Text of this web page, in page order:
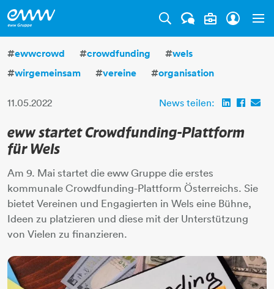
#ewwcrowd #crowdfunding #wels
#wirgemeinsam #vereine #organisation
11.05.2022 News teilen:
eww startet Crowdfunding-Plattform
für Wels
Am 9. Mai startet die eww Gruppe die erstes
kommunale Crowdfunding-Plattform Österreichs. Sie
bietet Vereinen und Engagierten in Wels eine Bühne,
Ideen zu platzieren und diese mit der Unterstützung
von Vielen zu finanzieren.